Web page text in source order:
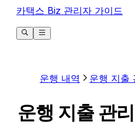
카택스 Biz 관리자 가이드
운행 내역 운행 지출
운행 지출 관리